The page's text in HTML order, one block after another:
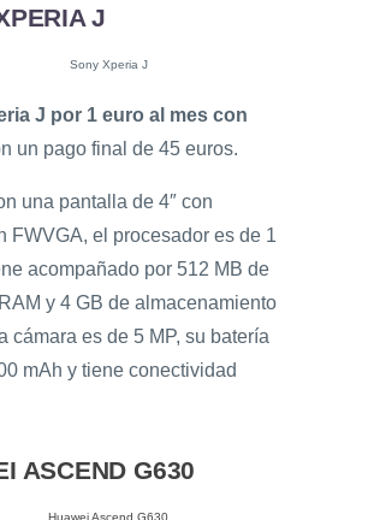
J
J por 1 euro al mes con
un pago final de 45 euros.
una pantalla de 4″ con
FWVGA, el procesador es de 1
acompañado por 512 MB de
y 4 GB de almacenamiento
cámara es de 5 MP, su batería
mAh y tiene conectividad
ASCEND G630